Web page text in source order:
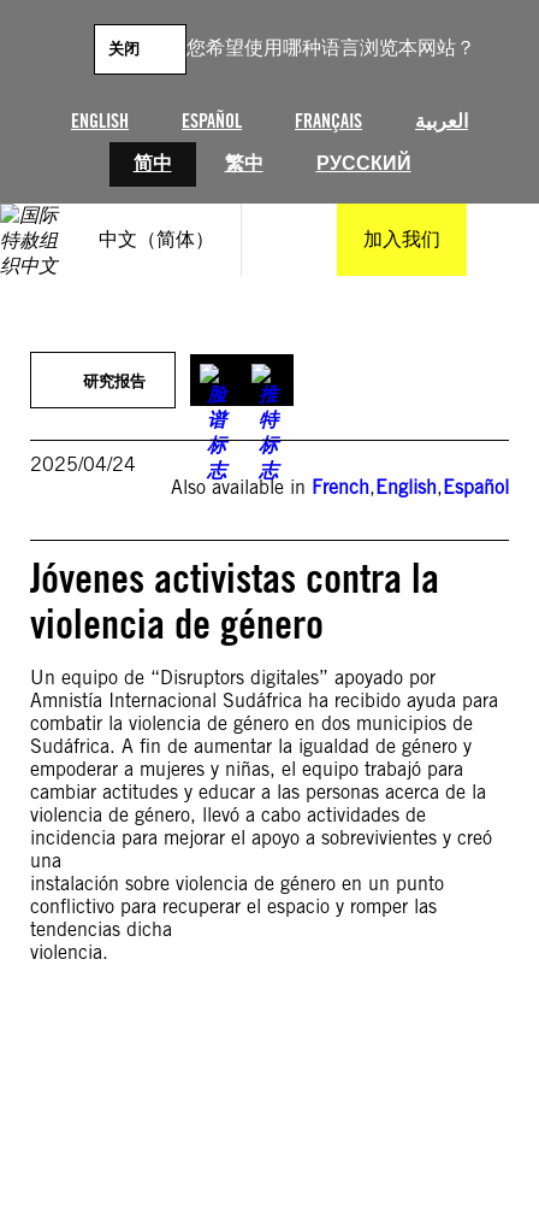
您希望使用哪种语言浏览本网站？
ENGLISH ESPAÑOL FRANÇAIS
العربية
简中
繁中 РУССКИЙ
关闭
中文（简体） 加入我们
研究报告
2025/04/24
Also available in French,English,Español
Jóvenes activistas contra la
violencia de género
Un equipo de “Disruptors digitales” apoyado por
Amnistía Internacional Sudáfrica ha recibido ayuda para
combatir la violencia de género en dos municipios de
Sudáfrica. A fin de aumentar la igualdad de género y
empoderar a mujeres y niñas, el equipo trabajó para
cambiar actitudes y educar a las personas acerca de la
violencia de género, llevó a cabo actividades de
incidencia para mejorar el apoyo a sobrevivientes y creó
una
instalación sobre violencia de género en un punto
conflictivo para recuperar el espacio y romper las
tendencias dicha
violencia.